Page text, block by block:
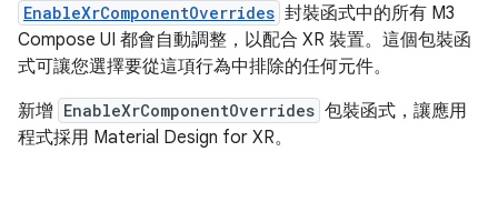
EnableXrComponentOverrides 封裝函式中的所有 M3
Compose UI 都會自動調整，以配合 XR 裝置。這個包裝函
式可讓您選擇要從這項行為中排除的任何元件。
新增 EnableXrComponentOverrides 包裝函式，讓應用
程式採用 Material Design for XR。